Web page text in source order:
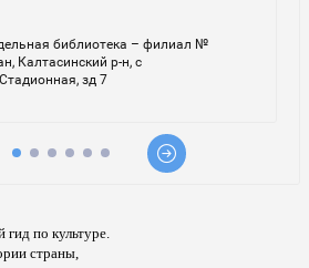
по культуре.
страны,